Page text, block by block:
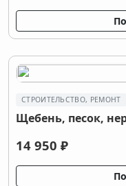
СТРОИТЕЛЬСТВО, РЕМОНТ
Щебень, песок,
14 950 ₽